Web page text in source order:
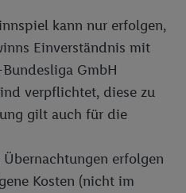
kann nur erfolgen,
Einverständnis mit
GmbH
verpflichtet, diese zu
gilt auch für die
erfolgen
Kosten (nicht im